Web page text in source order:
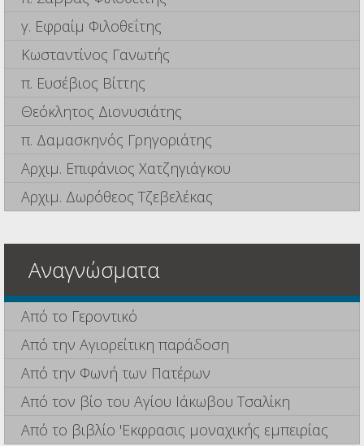
γ. Εφραίμ Φιλοθεΐτης
Κωσταντίνος Γανωτής
π. Ευσέβιος Βίττης
Θεόκλητος Διονυσιάτης
π. Δαμασκηνός Γρηγοριάτης
Αρχιμ. Επιφάνιος Χατζηγιάγκου
Αρχιμ. Δωρόθεος Τζεβελέκας
Αναγνώσματα
Από το Γεροντικό
Από την Αγιορείτικη παράδοση
Από την Φωνή των Πατέρων
Από τον βίο του Αγίου Ιάκωβου Τσαλίκη
Από το βιβλίο 'Εκφρασις μοναχικής εμπειρίας